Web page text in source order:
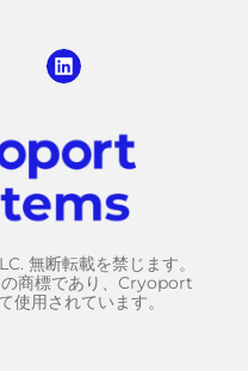
無断転載を禁じます。
商標であり、Cryoport
用されています。